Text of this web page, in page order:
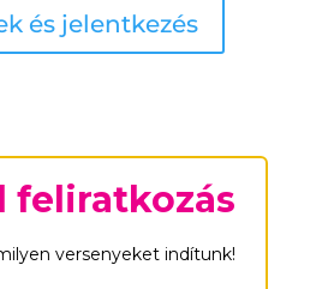
és jelentkezés
feliratkozás
versenyeket indítunk!